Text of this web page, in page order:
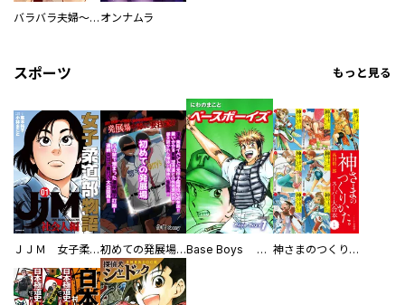
バラバラ夫婦～手足をなくした夫はまだ生きてる オンナムラ
スポーツ もっと見る
ＪＪＭ 女子柔道部物語 社会人編 初めての発展場 【白抜き修正版】 Base Boys 新装版 神さまのつくりかた。スーパー大合本